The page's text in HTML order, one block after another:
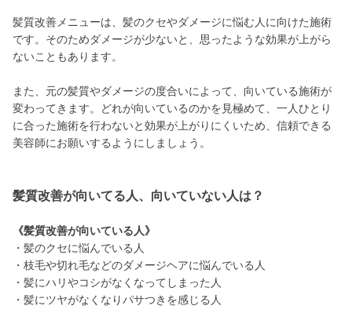
髪質改善メニューは、髪のクセやダメージに悩む人に向けた施術
です。そのためダメージが少ないと、思ったような効果が上がら
ないこともあります。
また、元の髪質やダメージの度合いによって、向いている施術が
変わってきます。どれが向いているのかを見極めて、一人ひとり
に合った施術を行わないと効果が上がりにくいため、信頼できる
美容師にお願いするようにしましょう。
髪質改善が向いてる人、向いていない人は？
《髪質改善が向いている人》
・髪のクセに悩んでいる人
・枝毛や切れ毛などのダメージヘアに悩んでいる人
・髪にハリやコシがなくなってしまった人
・髪にツヤがなくなりパサつきを感じる人